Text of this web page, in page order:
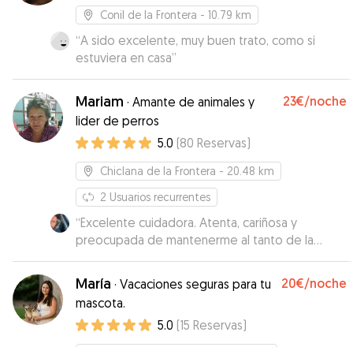
volveríamos a contar contigo! La recomendamos
100x100”
Conil de la Frontera - 10.79 km
“A sido excelente, muy buen trato, como si
estuviera en casa”
Mariam · Amante de animales y
lider de perros
23€/noche
5.0 (80 Reservas)
Chiclana de la Frontera - 20.48 km
2 Usuarios recurrentes
“Excelente cuidadora. Atenta, cariñosa y
preocupada de mantenerme al tanto de la
estancia de mi perra. Repetiremos.”
María · Vacaciones seguras para tu
mascota.
20€/noche
5.0 (15 Reservas)